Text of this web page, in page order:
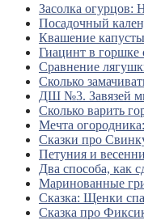
Засолка огурцов:
Посадочный
Квашение
Гиацинт в горшке
Сравнение
Сколько
ДШ №3. Завязей
Сколько варить
Мечта
Сказки про
Петуния и
Два способа, как
Маринованные
Сказка: Щенки
Сказка про